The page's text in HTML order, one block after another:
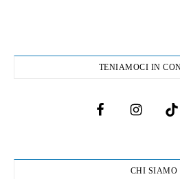
TENIAMOCI IN
CHI SIAMO